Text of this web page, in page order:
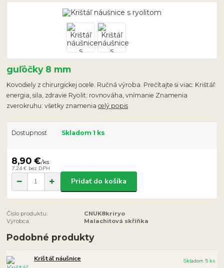
guľôčky 8 mm
Kovodiely z chirurgickej ocele. Ručná výroba. Prečítajte si viac: Krištáľ:
energia, sila, zdravie Ryolit: rovnováha, vnímanie Znamenia
zverokruhu: všetky znameniacelý popis
Dostupnosť Skladom 1 ks
8,90 €/ks
7,24 € bez DPH
Pridať do košíka
Číslo produktu:
CNUK8kriryo
Výrobca:
Malachitová skříňka
Podobné produkty
Krištáľ náušnice Skladom 5 ks